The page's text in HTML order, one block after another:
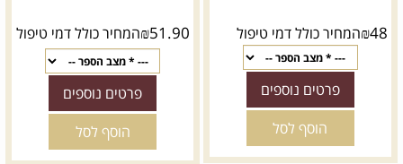
₪48 המחיר כולל דמי טיפול
פרטים נוספים
הוסף לסל
₪51.90 המחיר כולל דמי טיפול
פרטים נוספים
הוסף לסל